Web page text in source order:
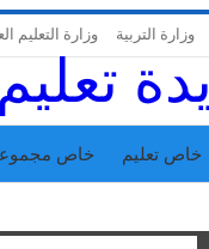
وزارة التربية وزارة التعليم
خاص تعليم خاص